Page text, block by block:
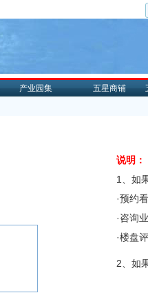
产业园集 五星商铺
说明：
1、如
·预约
·咨询
·楼盘
2、如